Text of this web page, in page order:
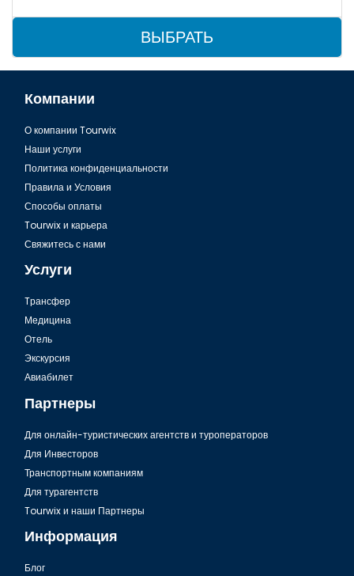
ВЫБРАТЬ
Компании
О компании Tourwix
Наши услуги
Политика конфиденциальности
Правила и Условия
Способы оплаты
Tourwix и карьера
Свяжитесь с нами
Услуги
Tрансфер
Медицина
Отель
Экскурсия
Авиабилет
Партнеры
Для онлайн-туристических агентств и туроператоров
Для Инвесторов
Транспортным компаниям
Для турагентств
Tourwix и наши Партнеры
Информация
Блог